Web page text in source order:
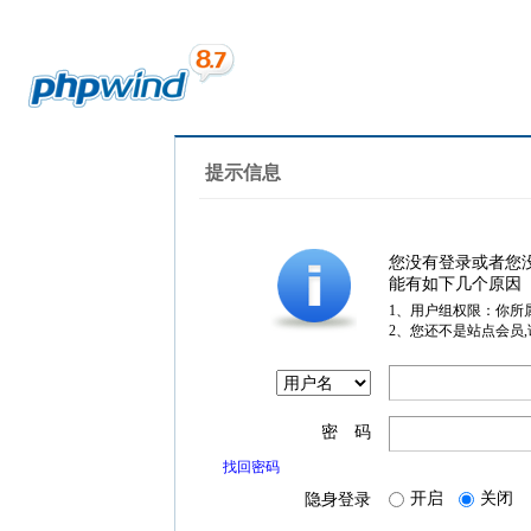
提示信息
您没有登录或者您
能有如下几个原因
1、用户组权限：你所
2、您还不是站点会员
密 码
找回密码
隐身登录 开启 关闭